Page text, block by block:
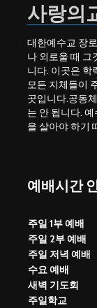
사랑의
대한예수교 장
나 외로울 때 그
니다. 이곳은 학
모든 지체들이
곳입니다.공동
는 안 됩니다.
을 살아야 하기
예배시간
주일 1부 예배
주일 2부 예배
주일 저녁 예배
수요 예배
새벽 기도회
주일학교